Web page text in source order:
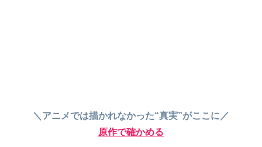
＼アニメでは描かれなかった“真実”がここに／
原作で確かめる